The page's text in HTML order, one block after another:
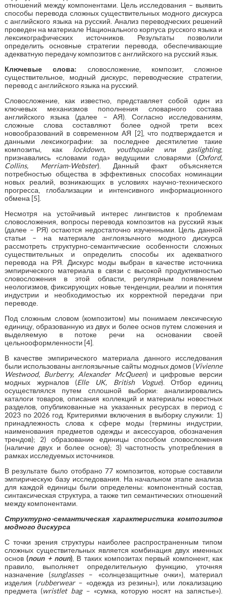
отношений между компонентами. Цель исследования – выявить
способы перевода сложных существительных модного дискурса
с английского языка на русский. Анализ переводческих решений
проведен на материале Национального корпуса русского языка и
лексикографических источников. Результаты позволили
определить основные стратегии перевода, обеспечивающие
адекватную передачу композитов с английского на русский язык.
Ключевые слова: словосложение, композит, сложное
существительное, модный дискурс, переводческие стратегии,
перевод с английского языка на русский.
Словосложение, как известно, представляет собой один из
ключевых механизмов пополнения словарного состава
английского языка (далее – АЯ). Согласно исследованиям,
сложные слова составляют более одной трети всех
новообразований в современном АЯ [2], что подтверждается и
данными лексикографии: за последнее десятилетие такие
композиты, как lockdown, youthquakeили gaslighting,
признавались «словами года» ведущими словарями (Oxford,
Collins, Merriam-Webster). Данный факт объясняется
потребностью общества в эффективных способах номинации
новых реалий, возникающих в условиях научно-технического
прогресса, глобализации и интенсивного информационного
обмена [5].
Несмотря на устойчивый интерес лингвистов к проблемам
словосложения, вопросы перевода композитов на русский язык
(далее – РЯ) остаются недостаточно изученными. Цель данной
статьи – на материале англоязычного модного дискурса
рассмотреть структурно-семантические особенности сложных
существительных и определить способы их адекватного
перевода на РЯ. Дискурс моды выбран в качестве источника
эмпирического материала в связи с высокой продуктивностью
словосложения в этой области, регулярным появлением
неологизмов, фиксирующих новые тенденции, реалии и понятия
индустрии и необходимостью их корректной передачи при
переводе.
Под сложным словом (композитом) мы понимаем лексическую
единицу, образованную из двух и более основ путем сложения и
выделяемую в потоке речи на основании своей
цельнооформленности [4].
В качестве эмпирического материала данного исследования
были использованы англоязычные сайты модных домов (Vivienne
Westwood, Burberry, Alexander McQueen) и цифровые версии
модных журналов (Elle UK, British Vogue). Отбор единиц
осуществлялся путем сплошной выборки: анализировались
каталоги товаров, описания коллекций и материалы новостных
разделов, опубликованные на указанных ресурсах в период с
2023 по 2026 год. Критериями включения в выборку служили: 1)
принадлежность слова к сфере моды (термины индустрии,
наименования предметов одежды и аксессуаров, обозначения
трендов); 2) образование единицы способом словосложения
(наличие двух и более основ); 3) частотность употребления в
рамках исследуемых источников.
В результате было отобрано 77 композитов, которые составили
эмпирическую базу исследования. На начальном этапе анализа
для каждой единицы были определены: компонентный состав,
синтаксическая структура, а также тип семантических отношений
между компонентами.
Структурно-семантическая характеристика композитов
модного дискурса
С точки зрения структуры наиболее распространенным типом
сложных существительных является комбинация двух именных
основ(noun + noun), В таких композитах первый компонент, как
правило, выполняет определительную функцию, уточняя
назначение (sunglasses– «солнцезащитные очки»), материал
изделия (rubberwear– «одежда из резины»), или локализацию
предмета (wristlet bag – «сумка, которую носят на запястье»).